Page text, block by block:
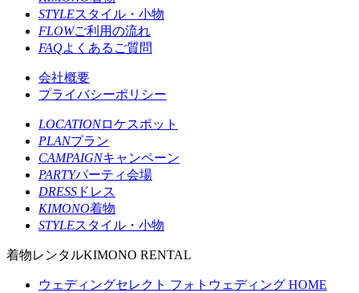
STYLEスタイル・小物
FLOWご利用の流れ
FAQよくあるご質問
会社概要
プライバシーポリシー
LOCATIONロケスポット
PLANプラン
CAMPAIGNキャンペーン
PARTYパーティ会場
DRESS ドレス
KIMONO着物
STYLEスタイル・小物
着物レンタルKIMONO RENTAL
ウェディングセレクト フォトウェディング HOME